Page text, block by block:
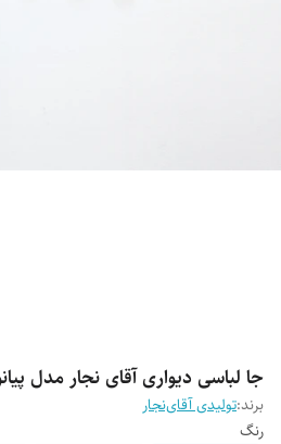
جا لباسی دیواری آقای نجار مدل
برند:تولیدی آقای‌نجار
رنگ